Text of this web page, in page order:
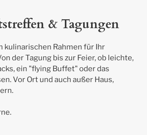
& Tagungen
kulinarischen Rahmen für Ihr
der Tagung bis zur Feier, ob leichte,
ein "flying Buffet" oder das
Vor Ort und auch außer Haus,